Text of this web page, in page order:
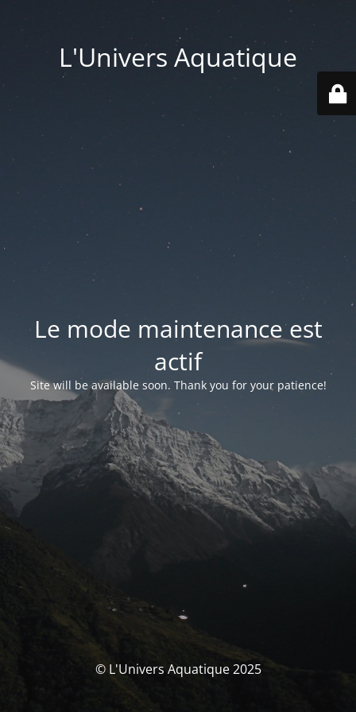
L'Univers Aquatique
Le mode maintenance est
actif
Site will be available soon. Thank you for your patience!
© L'Univers Aquatique 2025